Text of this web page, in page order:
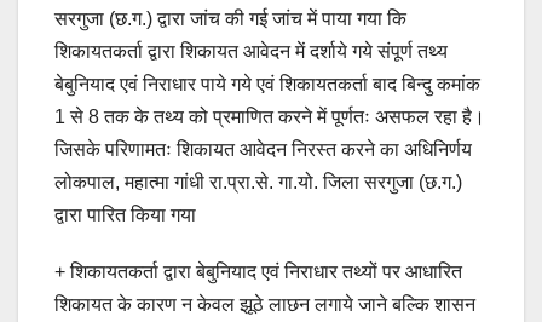
सरगुजा (छ.ग.) द्वारा जांच की गई जांच में पाया गया कि
शिकायतकर्ता द्वारा शिकायत आवेदन में दर्शाये गये संपूर्ण तथ्य
बेबुनियाद एवं निराधार पाये गये एवं शिकायतकर्ता बाद बिन्दु कमांक
1 से 8 तक के तथ्य को प्रमाणित करने में पूर्णतः असफल रहा है।
जिसके परिणामतः शिकायत आवेदन निरस्त करने का अधिनिर्णय
लोकपाल, महात्मा गांधी रा.प्रा.से. गा.यो. जिला सरगुजा (छ.ग.)
द्वारा पारित किया गया
+ शिकायतकर्ता द्वारा बेबुनियाद एवं निराधार तथ्यों पर आधारित
शिकायत के कारण न केवल झूठे लाछन लगाये जाने बल्कि शासन